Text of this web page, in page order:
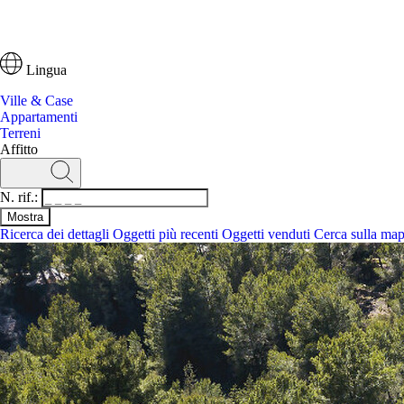
Lingua
Ville & Case
Appartamenti
Terreni
Affitto
N. rif.:
Ricerca dei dettagli Oggetti più recenti Oggetti venduti Cerca sulla
Ricerca
N. rif.:
Ricerca dei dettagliOggetti più recentiCerca sulla mappa
Ville & Case
Appartamenti
Terreni